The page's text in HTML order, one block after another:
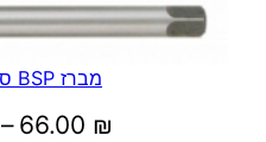
מברז BSP סטנדרטי HSS
66.00 ₪
–